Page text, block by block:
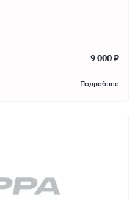
9 000 ₽
Подробнее